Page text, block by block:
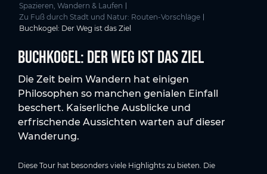
Spazieren, Wandern & Laufen
Zu Fuß durch Stadt und Natur: Routen-Vorschläge
Buchkogel: Der Weg ist das Ziel
Buchkogel: Der Weg ist das Ziel
Die Zeit beim Wandern hat einigen
Philosophen so manchen genialen Einfall
beschert. Kaiserliche Ausblicke und
erfrischende Aussichten warten auf dieser
Wanderung.
Diese Tour hat besonders viele Highlights zu bieten. Die